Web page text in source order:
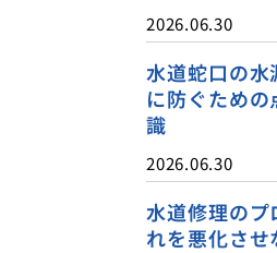
2026.06.30
水道蛇口の
に防ぐため
識
2026.06.30
水道修理の
れを悪化させ